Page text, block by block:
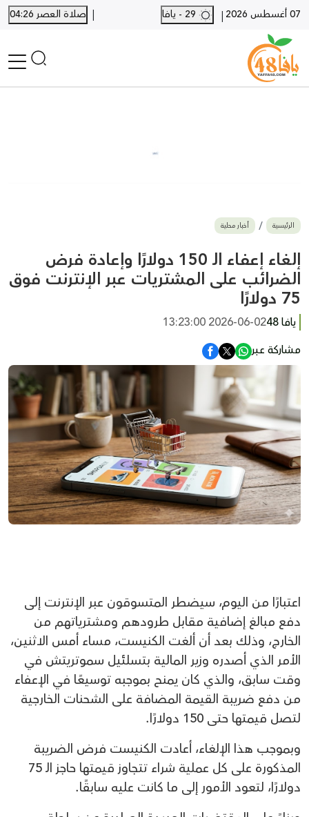
07 أغسطس 2026 |
| صلاة العصر 04:26
بيع وشراء
أخبار القدس
وفيات
المزيد
الرئيسية أخبار محلية
إلغاء إعفاء الـ 150 دولارًا وإعادة فرض
الضرائب على المشتريات عبر الإنترنت فوق
75 دولارًا
يافا 48
2026-06-02 13:23:00
مشاركة عبر
اعتبارًا من اليوم، سيضطر المتسوقون عبر الإنترنت إلى
دفع مبالغ إضافية مقابل طرودهم ومشترياتهم من
الخارج، وذلك بعد أن ألغت الكنيست، مساء أمس الاثنين،
الأمر الذي أصدره وزير المالية بتسلئيل سموتريتش في
وقت سابق، والذي كان يمنح بموجبه توسيعًا في الإعفاء
من دفع ضريبة القيمة المضافة على الشحنات الخارجية
لتصل قيمتها حتى 150 دولارًا.
وبموجب هذا الإلغاء، أعادت الكنيست فرض الضريبة
المذكورة على كل عملية شراء تتجاوز قيمتها حاجز الـ 75
دولارًا، لتعود الأمور إلى ما كانت عليه سابقًا.